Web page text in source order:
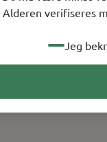
Alderen verifiseres
Jeg